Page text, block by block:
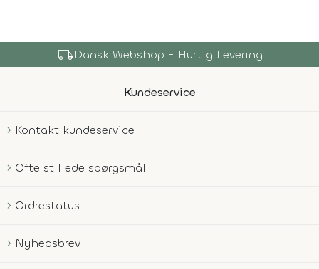
local_shippingDansk Webshop - Hurtig Levering
Kundeservice
Kontakt kundeservice
Ofte stillede spørgsmål
Ordrestatus
Nyhedsbrev